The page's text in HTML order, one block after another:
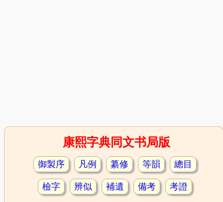
康熙字典同文书局版
御製序 凡例 纂修 等韻 總目
檢字 辨似 補遺 備考 考證